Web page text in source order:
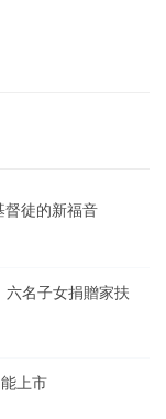
督徒的新福音
六名子女捐贈家扶
上市